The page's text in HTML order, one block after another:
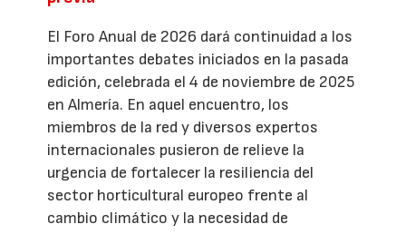
El Foro Anual de 2026 dará continuidad a los
importantes debates iniciados en la pasada
edición, celebrada el 4 de noviembre de 2025
en Almería. En aquel encuentro, los
miembros de la red y diversos expertos
internacionales pusieron de relieve la
urgencia de fortalecer la resiliencia del
sector horticultural europeo frente al
cambio climático y la necesidad de